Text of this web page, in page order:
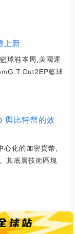
上新
球鞋本周,美國運
籃球
與比特幣的效
心化的加密貨幣,
其底層技術區塊